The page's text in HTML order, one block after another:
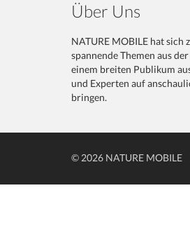
Über Uns
NATURE MOBILE hat sich
spannende Themen aus
einem breiten Publikum
und Experten auf
bringen.
© 2026 NATURE MOBILE